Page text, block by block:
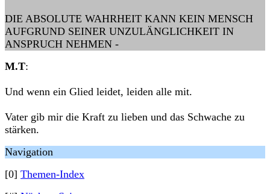
DIE ABSOLUTE WAHRHEIT KANN KEIN MENSCH
AUFGRUND SEINER UNZULÄNGLICHKEIT IN
ANSPRUCH NEHMEN -
M.T:
Und wenn ein Glied leidet, leiden alle mit.
Vater gib mir die Kraft zu lieben und das Schwache zu
stärken.
Navigation
[0] Themen-Index